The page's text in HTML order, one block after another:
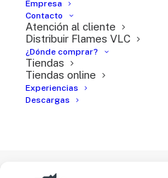
Empresa
Contacto
Atención al cliente
Distribuir Flames VLC
¿Dónde comprar?
Tiendas
Tiendas online
Experiencias
Descargas
File Type:
Categories:
Tags:EN